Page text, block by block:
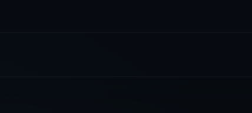
국을 싫어하는 국가는굉장히 압도적으로 일본그 외엔중국 스